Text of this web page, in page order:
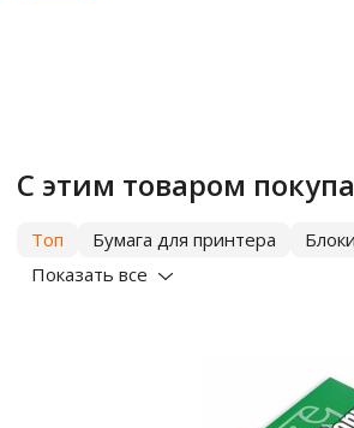
С этим товаром
Топ Бумага для принтера
Показать все